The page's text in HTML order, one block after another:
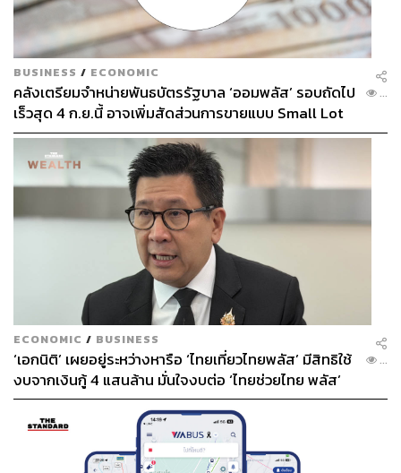
BUSINESS / ECONOMIC
คลังเตรียมจำหน่ายพันธบัตรรัฐบาล ‘ออมพลัส’ รอบถัดไป
เร็วสุด 4 ก.ย.นี้ อาจเพิ่มสัดส่วนการขายแบบ Small Lot
First มากขึ้น
...
ECONOMIC / BUSINESS
‘เอกนิติ’ เผยอยู่ระหว่างหารือ ‘ไทยเที่ยวไทยพลัส’ มีสิทธิใช้
งบจากเงินกู้ 4 แสนล้าน มั่นใจงบต่อ ‘ไทยช่วยไทย พลัส’
เฟส 2 มีเพียงพอ
...